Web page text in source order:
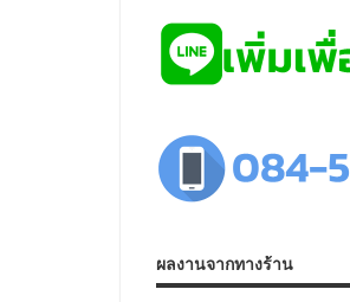
ผลงานจากทางร้าน